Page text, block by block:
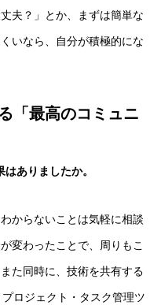
夫？」とか、まずは簡単な
いなら、自分が積極的にな
「最高のコミュニ
ありましたか。
からないことは気軽に相談
変わったことで、周りもこ
た同時に、技術を共有する
ロジェクト・タスク管理ツ